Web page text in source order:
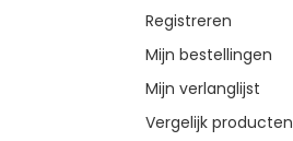
Registreren
Mijn bestellingen
Mijn verlanglijst
Vergelijk producten